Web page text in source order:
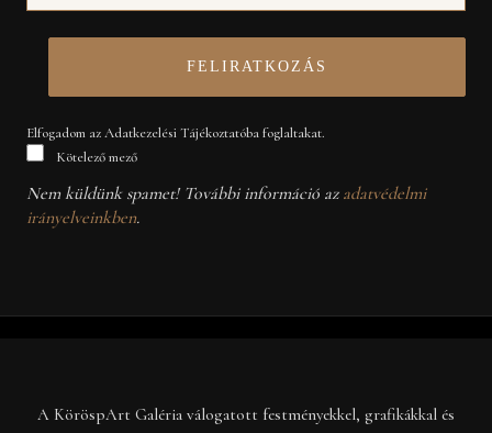
Elfogadom az Adatkezelési Tájékoztatóba foglaltakat.
Kötelező mező
Nem küldünk spamet! További információ az adatvédelmi
irányelveinkben.
A KöröspArt Galéria válogatott festményekkel, grafikákkal és